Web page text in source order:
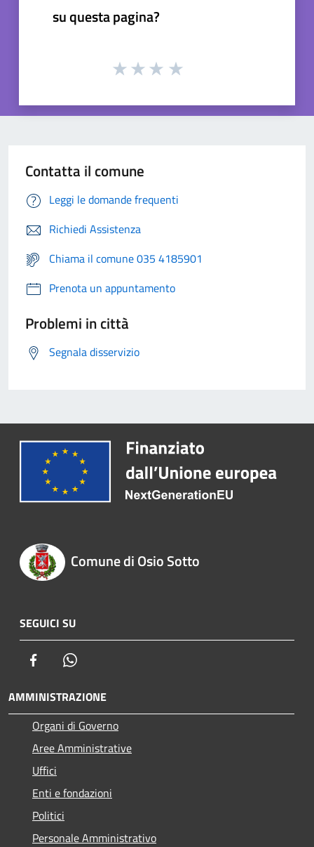
su questa pagina?
Contatta il comune
Leggi le domande frequenti
Richiedi Assistenza
Chiama il comune 035 4185901
Prenota un appuntamento
Problemi in città
Segnala disservizio
Comune di Osio Sotto
SEGUICI SU
Facebook
AMMINISTRAZIONE
Organi di Governo
Aree Amministrative
Uffici
Enti e fondazioni
Politici
Personale Amministrativo